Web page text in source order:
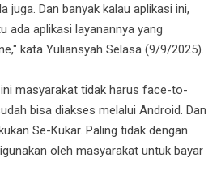
juga. Dan banyak kalau aplikasi ini,
ada aplikasi layanannya yang
kata Yuliansyah Selasa (9/9/2025).
masyarakat tidak harus face-to-
bisa diakses melalui Android. Dan
Se-Kukar. Paling tidak dengan
oleh masyarakat untuk bayar